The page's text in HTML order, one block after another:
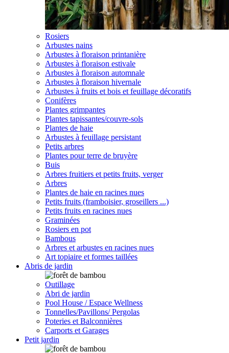
Rosiers
Arbustes nains
Arbustes à floraison printanière
Arbustes à floraison estivale
Arbustes à floraison automnale
Arbustes à floraison hivernale
Arbustes à fruits et bois et feuillage décoratifs
Conifères
Plantes grimpantes
Plantes tapissantes/couvre-sols
Plantes de haie
Arbustes à feuillage persistant
Petits arbres
Plantes pour terre de bruyère
Buis
Arbres fruitiers et petits fruits, verger
Arbres
Plantes de haie en racines nues
Petits fruits (framboisier, groseillers ...)
Petits fruits en racines nues
Graminées
Rosiers en pot
Bambous
Arbres et arbustes en racines nues
Art topiaire et formes taillées
Abris de jardin
Outillage
Abri de jardin
Pool House / Espace Wellness
Tonnelles/Pavillons/ Pergolas
Poteries et Balconnières
Carports et Garages
Petit jardin